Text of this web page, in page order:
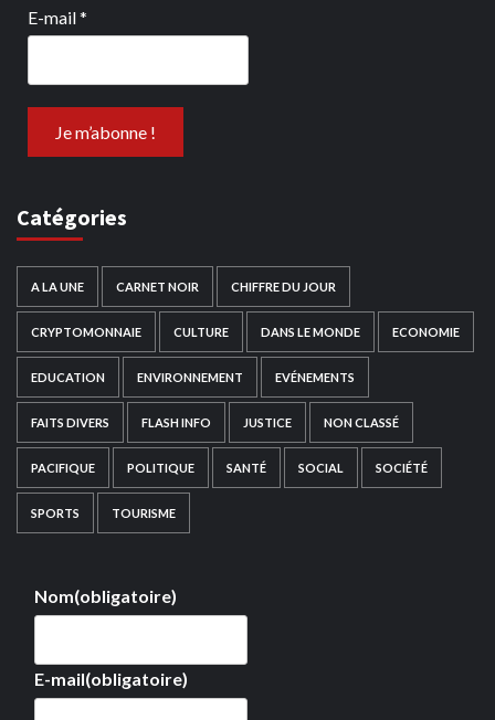
E-mail*
Catégories
A LA UNE CARNET NOIR CHIFFRE DU JOUR
CRYPTOMONNAIE CULTURE DANS LE MONDE ECONOMIE
EDUCATION ENVIRONNEMENT EVÉNEMENTS
FAITS DIVERS FLASH INFO JUSTICE NON CLASSÉ
PACIFIQUE POLITIQUE SANTÉ SOCIAL SOCIÉTÉ
SPORTS TOURISME
Nom(obligatoire)
E-mail(obligatoire)